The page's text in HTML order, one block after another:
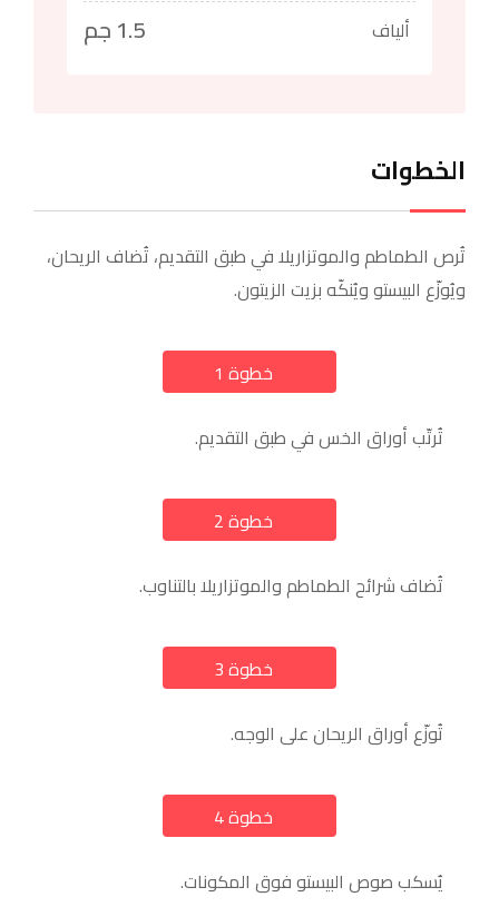
ألياف 1.5 جم
الخطوات
تُرص الطماطم والموتزاريلا في طبق التقديم، تُضاف الريحان،
ويُوزّع البيستو ويُنكّه بزيت الزيتون.
خطوة 1
تُرتّب أوراق الخس في طبق التقديم.
خطوة 2
تُضاف شرائح الطماطم والموتزاريلا بالتناوب.
خطوة 3
تُوزّع أوراق الريحان على الوجه.
خطوة 4
يُسكب صوص البيستو فوق المكونات.